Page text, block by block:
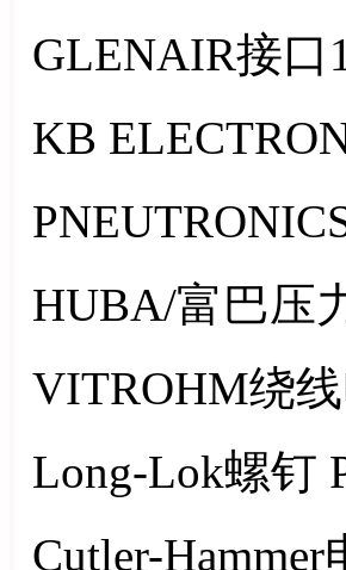
GLENAIR接口
KB
HUBA/富巴压
VITROHM绕
Long-Lok螺钉
Cutler-